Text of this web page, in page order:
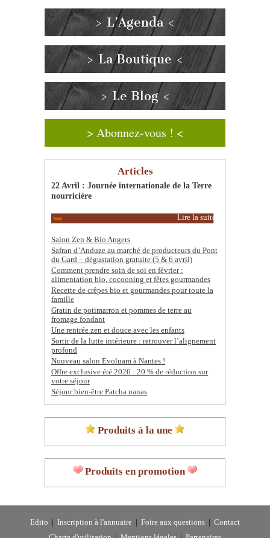
> L’Agenda <
> La Boutique <
> Le Blog <
> Abonnez-vous ! <
Articles
22 Avril : Journée internationale de la Terre
nourricière
Lire la suite
Salon Zen & Bio Angers
Safran d’Anduze au marché de producteurs du Pont
du Gard – dégustation gratuite (5 & 6 avril)
Comment prendre soin de soi en février :
alimentation bio, cocooning et fêtes gourmandes
Recette de crêpes bio et gourmandes pour toute la
famille
Gratin de potimarron et pommes de terre au
fromage fondant
Une rentrée zen et douce avec les enfants
Sortir de la lutte intérieure : retrouver l’alignement
profond
Nouveau salon Evoluam à Nantes !
Offre exclusive été 2026 : 20 % de réduction sur
votre séjour
Séjour bien-être Patcha nanas
Produits à la une
Produits en promotion
Edito Inscription à l'annuaire Foire aux questions
Contact